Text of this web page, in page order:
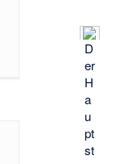
D
er
H
a
u
pt
st